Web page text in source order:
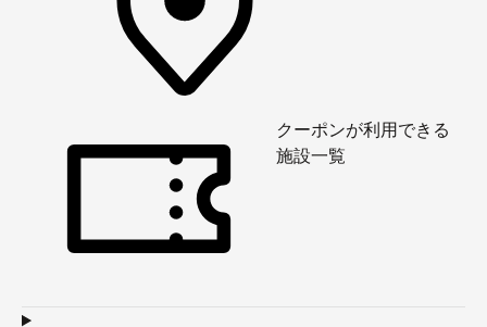
クーポンが利用できる
施設一覧